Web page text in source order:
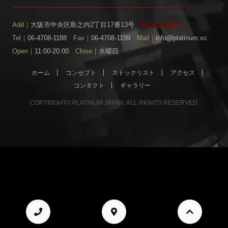
Add｜ 大阪市中央区島之内2丁目17番13号［Access Map］
Tel｜ 06-4708-1188 Fax｜ 06-4708-1199 Mail｜ info@platinum.vc
Open｜ 11:00-20:00 Close｜ 水曜日
ホーム コンセプト ストックリスト
アクセス
コンタクト
ギャラリー
COPYRIGHT© PLATINUM JAPAN. ALL RIGHTS RESERVED.